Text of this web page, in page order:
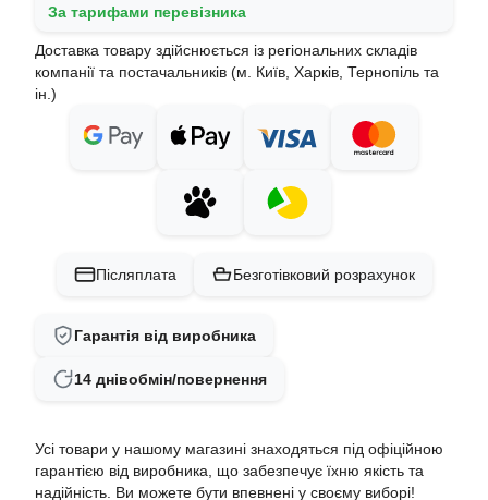
За тарифами перевізника
Доставка товару здійснюється із регіональних складів
компанії та постачальників (м. Київ, Харків, Тернопіль та
ін.)
Післяплата Безготівковий розрахунок
Гарантія від виробника
14 днівобмін/повернення
Усі товари у нашому магазині знаходяться під офіційною
гарантією від виробника, що забезпечує їхню якість та
надійність. Ви можете бути впевнені у своєму виборі!